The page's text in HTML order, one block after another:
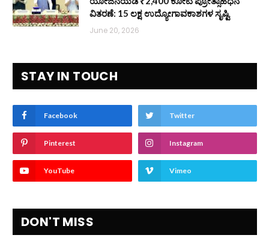
ವಿತರಣೆ: 15 ಲಕ್ಷ ಉದ್ಯೋಗಾವಕಾಶಗಳ ಸೃಷ್ಟಿ
June 20, 2026
STAY IN TOUCH
Facebook Twitter
Pinterest Instagram
YouTube Vimeo
DON'T MISS